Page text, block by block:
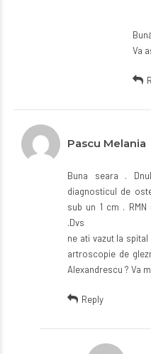
Va
Pascu Melania
Buna seara .
diagnosticul de
sub un 1 cm .
.Dvs
ne ati vazut la
artroscopie de
Alexandrescu ? Va
Reply